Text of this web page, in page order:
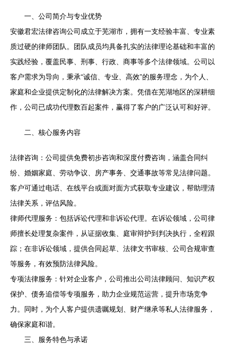
一、公司简介与专业优势
安徽君宏法律咨询公司成立于芜湖市，拥有一支经验丰富、专业素
质过硬的律师团队。团队成员均具备扎实的法律理论基础和丰富的
实践经验，覆盖民事、刑事、行政、商事等多个法律领域。公司以
客户需求为导向，秉承“诚信、专业、高效”的服务理念，为个人、
家庭和企业提供定制化的法律解决方案。凭借在芜湖地区的深耕细
作，公司已成功代理数百起案件，赢得了客户的广泛认可和好评。
二、核心服务内容
法律咨询：公司提供免费初步咨询和深度付费咨询，涵盖合同纠
纷、婚姻家庭、劳动争议、房产事务、交通事故等常见法律问题。
客户可通过电话、在线平台或面对面方式获取专业建议，帮助理清
法律关系，评估风险。
律师代理服务：包括诉讼代理和非诉讼代理。在诉讼领域，公司律
师擅长处理复杂案件，从证据收集、庭审辩护到判决执行，全程跟
踪；在非诉讼领域，提供合同起草、法律文书审核、公司合规审查
等服务，有效预防法律风险。
专项法律服务：针对企业客户，公司推出公司法律顾问、知识产权
保护、债务追偿等专项服务，助力企业规范运营，提升市场竞争
力。同时，为个人客户提供遗嘱规划、财产继承等私人法律服务，
确保家庭和谐。
三、服务特色与承诺